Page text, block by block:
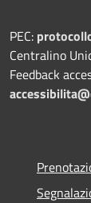
PEC:
Centralino
Feedback